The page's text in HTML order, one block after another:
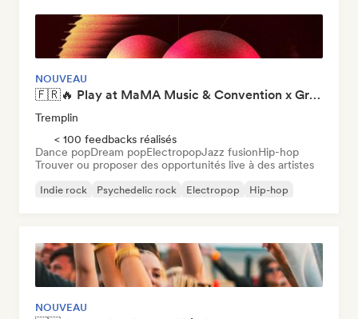
NOUVEAU
🇫🇷🔥 Play at MaMA Music & Convention x Groover Showcase 2026
Tremplin
< 100 feedbacks réalisés
Dance popDream popElectropopJazz fusionHip-hop
Trouver ou proposer des opportunités live à des artistes
Indie rock Psychedelic rock Electropop
Hip-hop
NOUVEAU